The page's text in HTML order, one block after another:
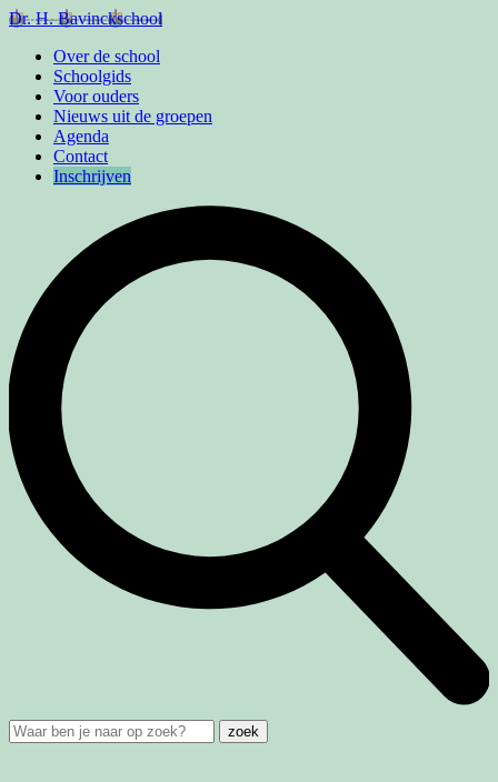
Dr. H. Bavinckschool
Over de school
Schoolgids
Voor ouders
Nieuws uit de groepen
Agenda
Contact
Inschrijven